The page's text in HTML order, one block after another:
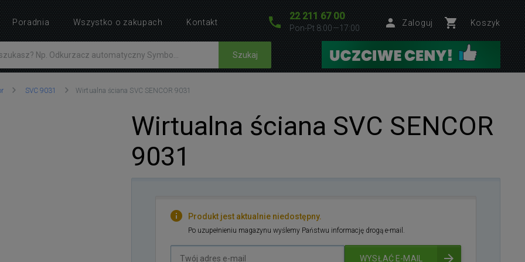
22 211 67 00
Pon-Pt 8:00—17:00
Zaloguj Koszyk
Szukaj
SVC 9031 Wirtualna ściana SVC SENCOR 9031
Wirtualna ściana SVC SENCOR
9031
Produkt jest aktualnie niedostępny.
Po uzupełnieniu magazynu wyślemy Państwu informację drogą e-mail.
WYSŁAĆ E-MAIL
Poradnia Wszystko o zakupach Kontakt